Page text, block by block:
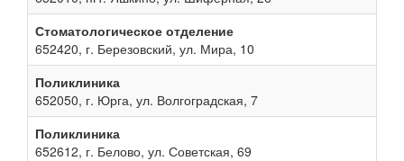
Стоматологическое отделение
652420, г. Березовский, ул. Мира, 10
Поликлиника
652050, г. Юрга, ул. Волгоградская, 7
Поликлиника
652612, г. Белово, ул. Советская, 69